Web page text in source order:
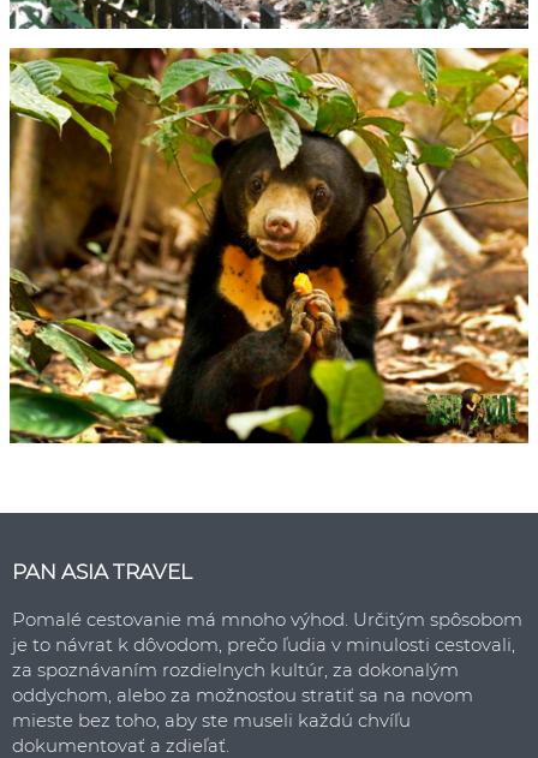
PAN ASIA TRAVEL
Pomalé cestovanie má mnoho výhod. Určitým spôsobom
je to návrat k dôvodom, prečo ľudia v minulosti cestovali,
za spoznávaním rozdielnych kultúr, za dokonalým
oddychom, alebo za možnosťou stratiť sa na novom
mieste bez toho, aby ste museli každú chvíľu
dokumentovať a zdieľať.